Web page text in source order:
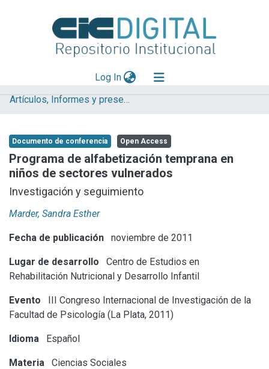
Log In(current)
Explorar
Aportar material
Statistics
Artículos, Informes y presentaciones en Congresos (CEREN)
Documento de conferencia Open Access
Programa de alfabetización temprana en
niños de sectores vulnerados
Investigación y seguimiento
Marder, Sandra Esther
Fecha de publicación noviembre de 2011
Lugar de desarrollo
Centro de Estudios en
Rehabilitación Nutricional y Desarrollo Infantil
Evento
III Congreso Internacional de Investigación de la
Facultad de Psicología (La Plata, 2011)
Idioma Español
Materia Ciencias Sociales